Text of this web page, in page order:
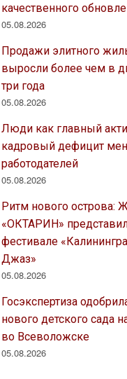
качественного
05.08.2026
Продажи элитного
выросли более чем в
три года
05.08.2026
Люди как главный
кадровый дефицит
работодателей
05.08.2026
Ритм нового острова:
«ОКТАРИН»
фестивале
Джаз»
05.08.2026
Госэкспертиза
нового детского сада
во Всеволожске
05.08.2026